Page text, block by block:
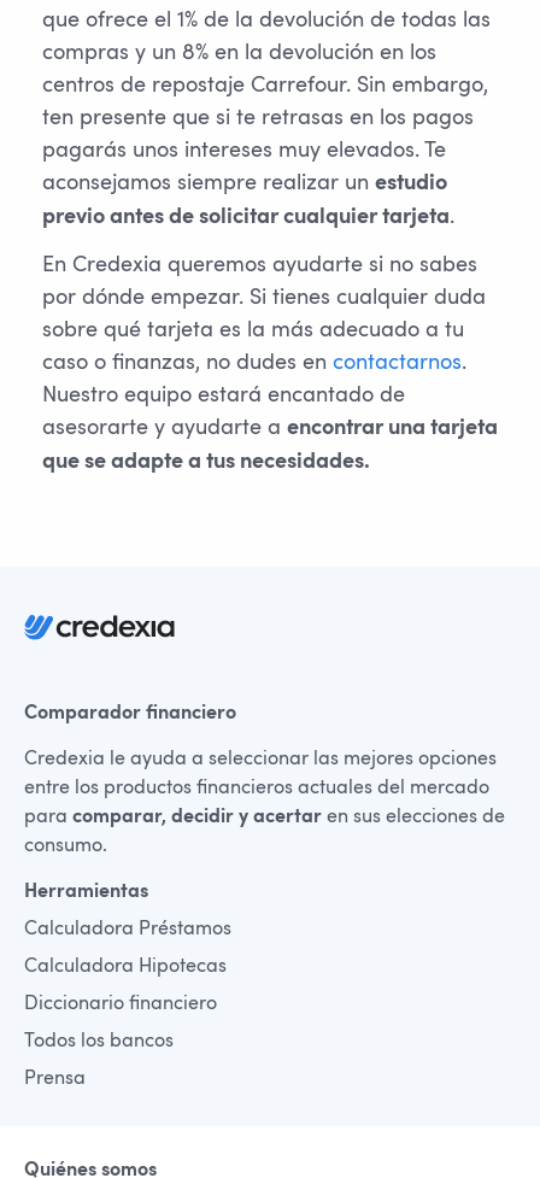
que ofrece el 1% de la devolución de todas las
compras y un 8% en la devolución en los
centros de repostaje Carrefour. Sin embargo,
ten presente que si te retrasas en los pagos
pagarás unos intereses muy elevados. Te
aconsejamos siempre realizar un estudio
previo antes de solicitar cualquier tarjeta.
En Credexia queremos ayudarte si no sabes
por dónde empezar. Si tienes cualquier duda
sobre qué tarjeta es la más adecuado a tu
caso o finanzas, no dudes en contactarnos.
Nuestro equipo estará encantado de
asesorarte y ayudarte a encontrar una tarjeta
que se adapte a tus necesidades.
Comparador financiero
Credexia le ayuda a seleccionar las mejores opciones
entre los productos financieros actuales del mercado
para comparar, decidir y acertar en sus elecciones de
consumo.
Herramientas
Calculadora Préstamos
Calculadora Hipotecas
Diccionario financiero
Todos los bancos
Prensa
Quiénes somos